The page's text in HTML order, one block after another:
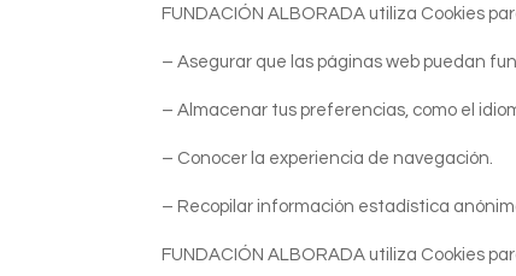
FUNDACIÓN ALBORADA utiliza Cookies
– Asegurar que las páginas web puedan
– Almacenar tus preferencias, como el
– Conocer la experiencia de navegación.
– Recopilar información estadística
FUNDACIÓN ALBORADA utiliza Cookies